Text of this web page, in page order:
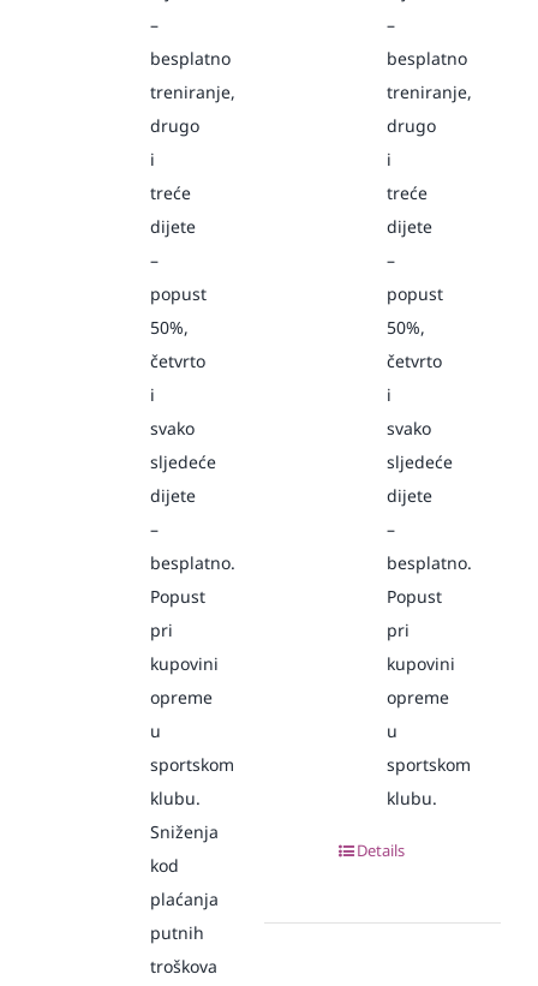
–
besplatno
treniranje,
drugo
i
treće
dijete
–
popust
50%,
četvrto
i
svako
sljedeće
dijete
–
besplatno.
Popust
pri
kupovini
opreme
u
sportskom
klubu.
Sniženja
kod
plaćanja
putnih
troškova
–
besplatno
treniranje,
drugo
i
treće
dijete
–
popust
50%,
četvrto
i
svako
sljedeće
dijete
–
besplatno.
Popust
pri
kupovini
opreme
u
sportskom
klubu.
Details